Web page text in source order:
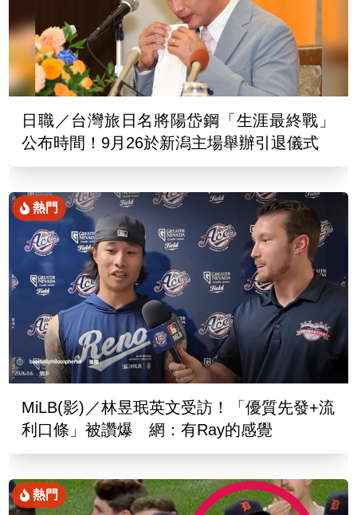
日職／台灣旅日名將陽岱鋼「生涯最終戰」
公布時間！9月26於新潟主場舉辦引退儀式
熱門
MiLB(影)／林昱珉英文受訪！「優質先發+流
利口條」被讚爆 網：有Ray的感覺
熱門